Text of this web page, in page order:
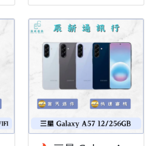
題都歡迎洽群官方LINE：
@kjg6280d • 七日鑑賞期
內，如商品有問題，請盡
速向我們告知並且協助處
理 • 全新品為原廠保固一
年，中古機店家保固15天
• 店家擁有隨時修改、變
更、暫停活動之權利 下單
前請先私訊和加LINE來幫
您安排快速審核及回報審
核進度 LINE